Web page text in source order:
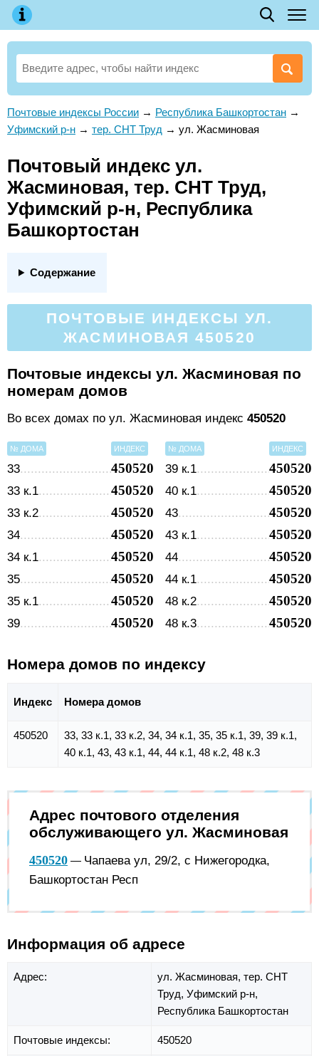
Почтовые индексы России → Республика Башкортостан →
Уфимский р-н → тер. СНТ Труд → ул. Жасминовая
Почтовый индекс ул.
Жасминовая, тер. СНТ Труд,
Уфимский р-н, Республика
Башкортостан
Содержание
ПОЧТОВЫЕ ИНДЕКСЫ УЛ.
ЖАСМИНОВАЯ 450520
Почтовые индексы ул. Жасминовая по
номерам домов
Во всех домах по ул. Жасминовая индекс 450520
№ ДОМА ИНДЕКС
33 450520
33 к.1 450520
33 к.2 450520
34 450520
34 к.1 450520
35 450520
35 к.1 450520
39 450520
№ ДОМА ИНДЕКС
39 к.1 450520
40 к.1 450520
43 450520
43 к.1 450520
44 450520
44 к.1 450520
48 к.2 450520
48 к.3 450520
Номера домов по индексу
Индекс Номера домов
450520
33, 33 к.1, 33 к.2, 34, 34 к.1, 35, 35 к.1, 39, 39 к.1,
40 к.1, 43, 43 к.1, 44, 44 к.1, 48 к.2, 48 к.3
Адрес почтового отделения
обслуживающего ул. Жасминовая
450520 — Чапаева ул, 29/2, с Нижегородка,
Башкортостан Респ
Информация об адресе
Адрес: ул. Жасминовая, тер. СНТ
Труд, Уфимский р-н,
Республика Башкортостан
Почтовые индексы: 450520